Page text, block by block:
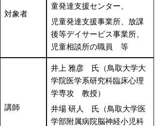
対象者
童発達支援センター、
児童発達支援事業所、放課
後等デイサービス事業所、
児童相談所の職員 等
講師
井上 雅彦 氏（鳥取大学大
学院医学系研究科臨床心理
学専攻 教授）
井場 研人 氏（鳥取大学医
学部附属病院脳神経小児科